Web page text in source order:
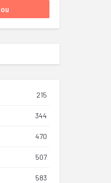
215
344
470
507
583